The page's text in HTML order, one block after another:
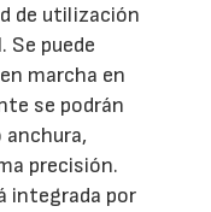
de utilización
Se puede
marcha en
se podrán
precisión.
integrada por